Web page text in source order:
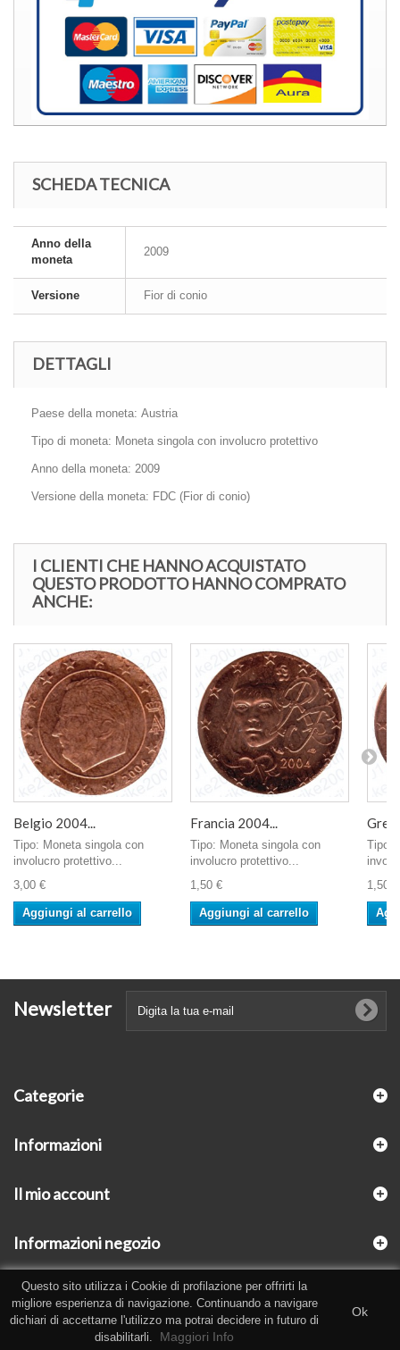
SCHEDA TECNICA
Anno della
moneta
2009
Versione Fior di conio
DETTAGLI
Paese della moneta: Austria
Tipo di moneta: Moneta singola con involucro protettivo
Anno della moneta: 2009
Versione della moneta: FDC (Fior di conio)
I CLIENTI CHE HANNO ACQUISTATO
QUESTO PRODOTTO HANNO COMPRATO
ANCHE:
Belgio 2004...
Tipo: Moneta singola con
involucro protettivo...
3,00 €
Aggiungi al carrello
Francia 2004...
Tipo: Moneta singola con
involucro protettivo...
1,50 €
Aggiungi al carrello
Tipo:
1,50 €
Newsletter
Categorie
Informazioni
Il mio account
Informazioni negozio
Questo sito utilizza i Cookie di profilazione per offrirti la
migliore esperienza di navigazione. Continuando a navigare
dichiari di accettarne l'utilizzo ma potrai decidere in futuro di
disabilitarli.
Maggiori Info
Ok